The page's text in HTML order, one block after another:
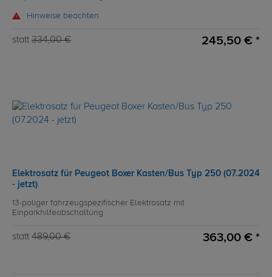
Hinweise beachten
statt 334,00 € 245,50 € *
Elektrosatz für Peugeot Boxer Kasten/Bus Typ 250 (07.2024
- jetzt)
13-poliger fahrzeugspezifischer Elektrosatz mit
Einparkhilfeabschaltung
statt 489,00 € 363,00 € *